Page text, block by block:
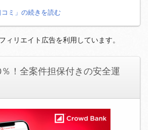
コミ」の続きを読む
ィリエイト広告を利用しています。
！全案件担保付きの安全運